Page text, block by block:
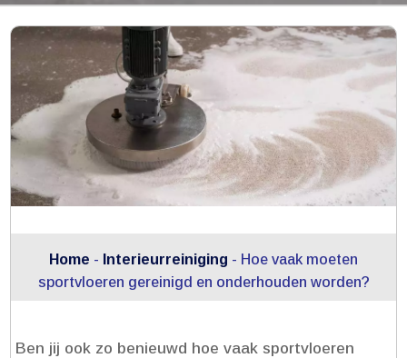
Home - Interieurreiniging - Hoe vaak moeten
sportvloeren gereinigd en onderhouden worden?
Ben jij ook zo benieuwd hoe vaak sportvloeren